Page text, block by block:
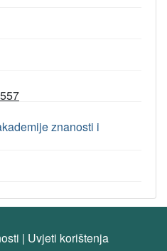
znanosti i
| Uvjeti korištenja